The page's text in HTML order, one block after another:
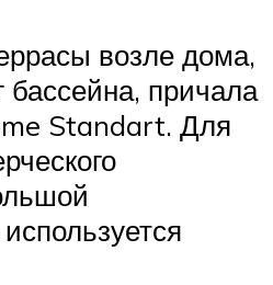
возле дома,
бассейна, причала
Standart. Для